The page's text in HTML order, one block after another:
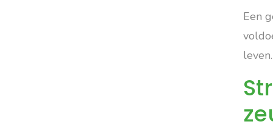
Een
leven.